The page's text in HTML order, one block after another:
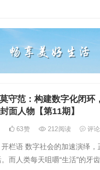
守范：构建数字化闭环
面人物【第11期】
63赞 212阅读 评
开栏语 数字社会的加速演绎
而人类每天咀嚼“生活”的牙